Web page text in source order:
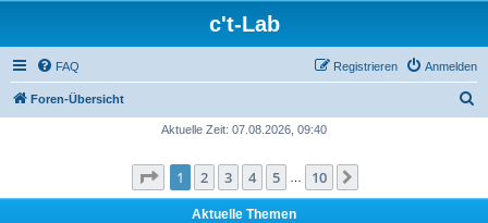
c't-Lab
FAQ Anmelden
Registrieren
Foren-Übersicht
e
Aktuelle Zeit: 07.08.2026, 09:40
Seite 1von 10
1 2 3 4 5 10
Aktuelle Themen